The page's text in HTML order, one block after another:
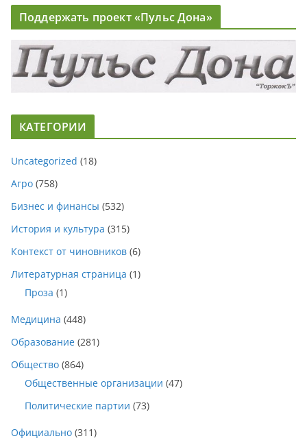
Поддержать проект «Пульс Дона»
КАТЕГОРИИ
Uncategorized (18)
Агро (758)
Бизнес и финансы (532)
История и культура (315)
Контекст от чиновников (6)
Литературная страница (1)
Проза (1)
Медицина (448)
Образование (281)
Общество (864)
Общественные организации (47)
Политические партии (73)
Официально (311)